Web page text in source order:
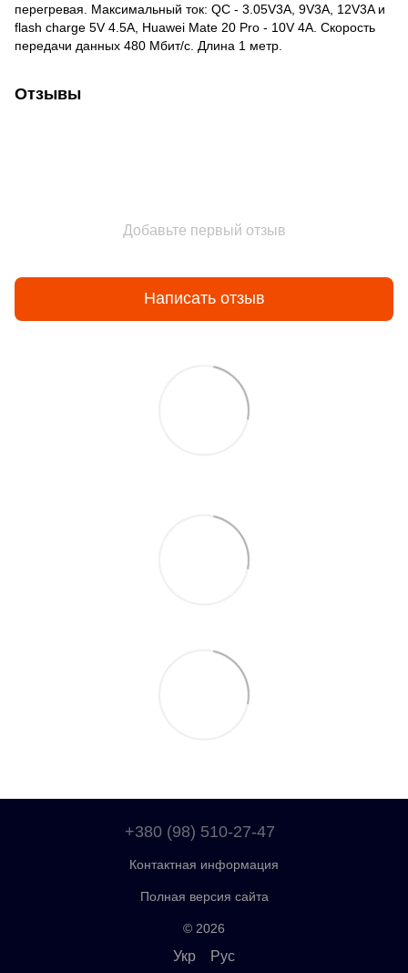
перегревая. Максимальный ток: QC - 3.05V3A, 9V3A, 12V3A и
flash charge 5V 4.5A, Huawei Mate 20 Pro - 10V 4A. Скорость
передачи данных 480 Мбит/с. Длина 1 метр.
Отзывы
Добавьте первый отзыв
Написать отзыв
+380 (98) 510-27-47
Контактная информация
Полная версия сайта
© 2026
Укр Рус